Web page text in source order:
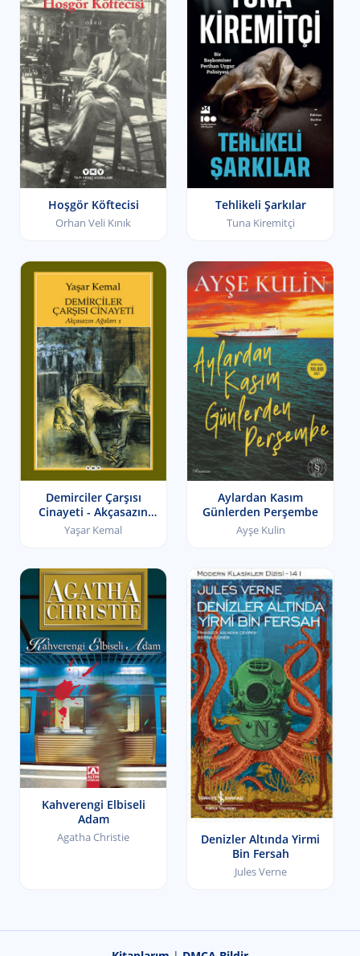
Hoşgör Köftecisi
Orhan Veli Kınık
Tehlikeli Şarkılar
Tuna Kiremitçi
Demirciler Çarşısı
Cinayeti - Akçasazın
Ağaları I
Yaşar Kemal
Aylardan Kasım
Günlerden Perşembe
Ayşe Kulin
Kahverengi Elbiseli
Adam
Agatha Christie
Denizler Altında Yirmi
Bin Fersah
Jules Verne